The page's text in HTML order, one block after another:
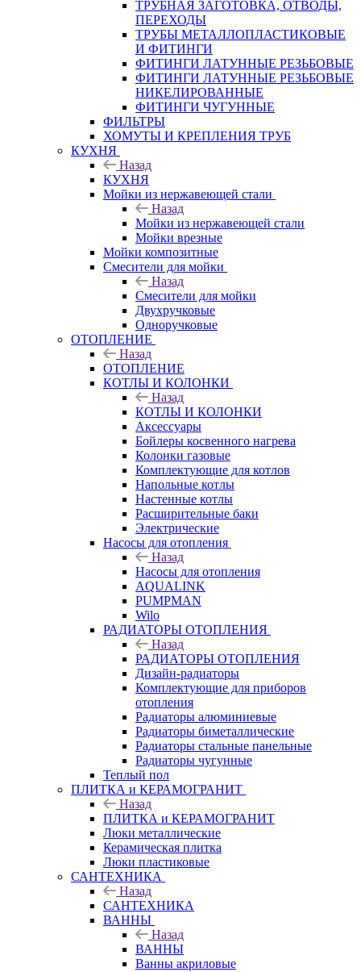
ТРУБНАЯ ЗАГОТОВКА, ОТВОДЫ,
ПЕРЕХОДЫ
ТРУБЫ МЕТАЛЛОПЛАСТИКОВЫЕ
И ФИТИНГИ
ФИТИНГИ ЛАТУННЫЕ РЕЗЬБОВЫЕ
ФИТИНГИ ЛАТУННЫЕ РЕЗЬБОВЫЕ
НИКЕЛИРОВАННЫЕ
ФИТИНГИ ЧУГУННЫЕ
ФИЛЬТРЫ
ХОМУТЫ И КРЕПЛЕНИЯ ТРУБ
КУХНЯ
Назад
КУХНЯ
Мойки из нержавеющей стали
Назад
Мойки из нержавеющей стали
Мойки врезные
Мойки композитные
Смесители для мойки
Назад
Смесители для мойки
Двухручковые
Одноручковые
ОТОПЛЕНИЕ
Назад
ОТОПЛЕНИЕ
КОТЛЫ И КОЛОНКИ
Назад
КОТЛЫ И КОЛОНКИ
Аксессуары
Бойлеры косвенного нагрева
Колонки газовые
Комплектующие для котлов
Напольные котлы
Настенные котлы
Расширительные баки
Электрические
Насосы для отопления
Назад
Насосы для отопления
AQUALINK
PUMPMAN
Wilo
РАДИАТОРЫ ОТОПЛЕНИЯ
Назад
РАДИАТОРЫ ОТОПЛЕНИЯ
Дизайн-радиаторы
Комплектующие для приборов
отопления
Радиаторы алюминиевые
Радиаторы биметаллические
Радиаторы стальные панельные
Радиаторы чугунные
Теплый пол
ПЛИТКА и КЕРАМОГРАНИТ
Назад
ПЛИТКА и КЕРАМОГРАНИТ
Люки металлические
Керамическая плитка
Люки пластиковые
САНТЕХНИКА
Назад
САНТЕХНИКА
ВАННЫ
Назад
ВАННЫ
Ванны акриловые